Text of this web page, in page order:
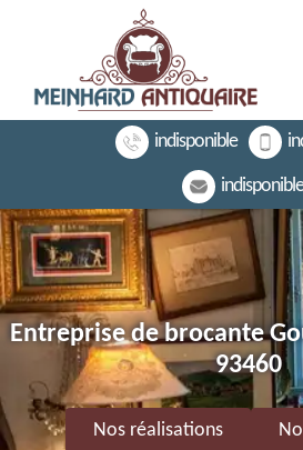
indisponible
indisponible
Entreprise de brocante
93460
Nos réalisations